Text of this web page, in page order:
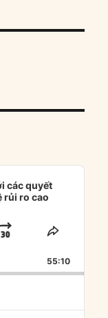
các quyết
rủi ro cao
JUMP
FORWARD
SHARE
55:10